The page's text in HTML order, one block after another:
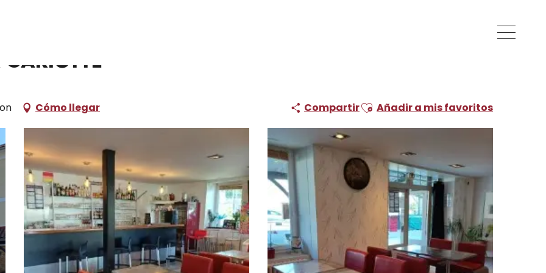
Gariotte
Cómo llegar CompartirAjouter aux favoris
Añadir a mis favoritos